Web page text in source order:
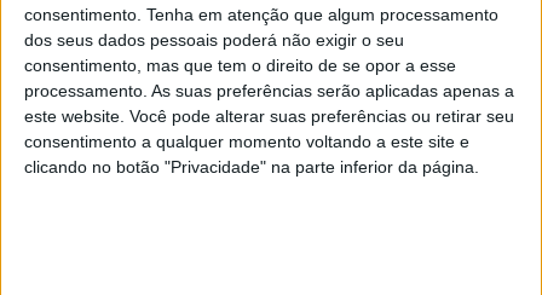
consentimento. Tenha em atenção que algum processamento
dos seus dados pessoais poderá não exigir o seu
consentimento, mas que tem o direito de se opor a esse
processamento. As suas preferências serão aplicadas apenas a
este website. Você pode alterar suas preferências ou retirar seu
consentimento a qualquer momento voltando a este site e
clicando no botão "Privacidade" na parte inferior da página.
CULTURA EXCLUSIVO
Carlos Paião: a história de um